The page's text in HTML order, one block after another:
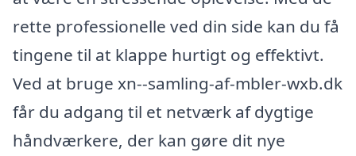
rette professionelle ved din side kan du få
tingene til at klappe hurtigt og effektivt.
Ved at bruge xn--samling-af-mbler-wxb.dk
får du adgang til et netværk af dygtige
håndværkere, der kan gøre dit nye